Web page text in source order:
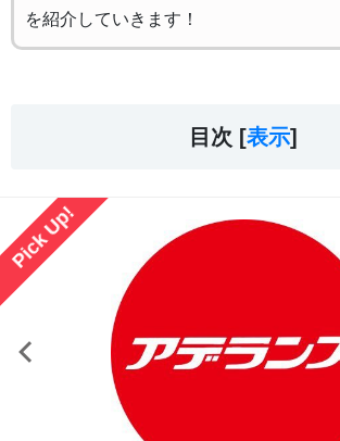
を紹介していきます！
目次 [表示]
Pick Up!